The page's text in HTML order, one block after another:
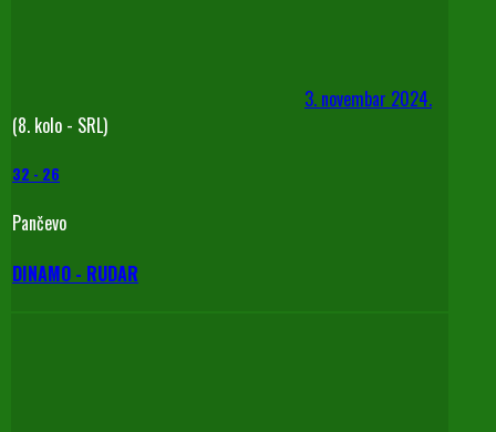
3. novembar 2024.
(8. kolo - SRL)
32 - 26
Pančevo
DINAMO - RUDAR